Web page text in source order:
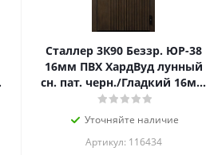
Сталлер 3К90 Беззр. ЮР-38
16мм ПВХ ХардВуд лунный
сн. пат. черн./Гладкий 16мм
ПВХ Бетон снежный вы-т
Уточняйте наличие
Артикул: 116434